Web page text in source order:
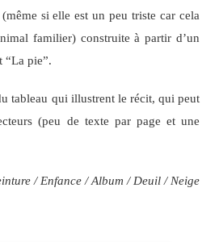
si elle est un peu tristecar cela
familier) construite à partir d’un
“La pie”.
tableau qui illustrent le récit, qui peut
(peu de texte par page et une
/ Enfance / Album / Deuil / Neige